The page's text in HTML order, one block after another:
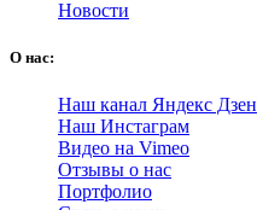
Новости
О нас:
Наш канал Яндекс Дзен
Наш Инстаграм
Видео на Vimeo
Отзывы о нас
Портфолио